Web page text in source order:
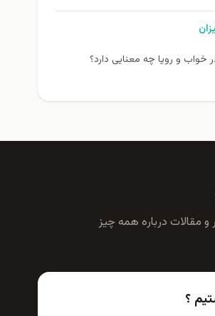
و رویا چه معنایی دارد؟
و مقالات درباره همه چيز
؟